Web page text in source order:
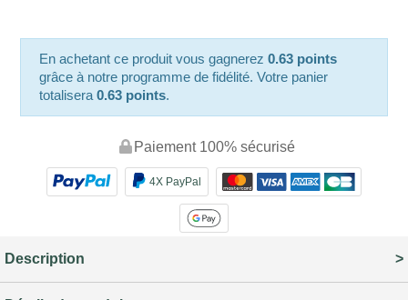
En achetant ce produit vous gagnerez0.63 points
grâce à notre programme de fidélité. Votre panier
totalisera0.63 points.
Paiement 100% sécurisé
4X PayPal
Description